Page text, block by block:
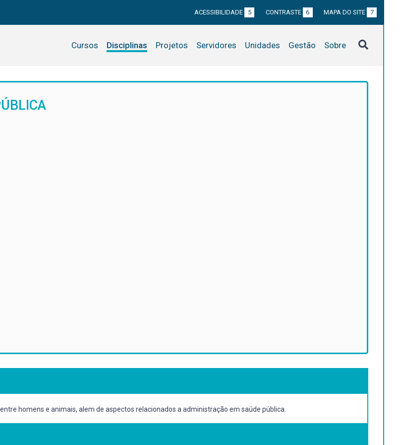
ACESSIBILIDADE 5 CONTRASTE 6 MAPA DO SITE 7
Cursos Disciplinas Projetos Servidores Unidades Gestão Sobre
homens e animais, alem de aspectos relacionados a administração em saúde pública.